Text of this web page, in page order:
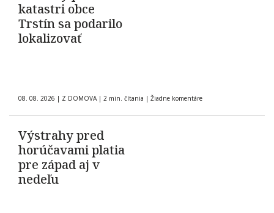
katastri obce
Trstín sa podarilo
lokalizovať
08. 08. 2026 | Z DOMOVA | 2 min. čítania | Žiadne komentáre
Výstrahy pred
horúčavami platia
pre západ aj v
nedeľu